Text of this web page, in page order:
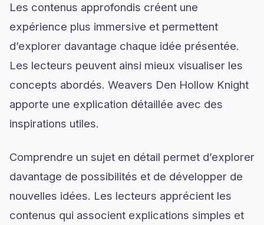
Les contenus approfondis créent une
expérience plus immersive et permettent
d’explorer davantage chaque idée présentée.
Les lecteurs peuvent ainsi mieux visualiser les
concepts abordés. Weavers Den Hollow Knight
apporte une explication détaillée avec des
inspirations utiles.
Comprendre un sujet en détail permet d’explorer
davantage de possibilités et de développer de
nouvelles idées. Les lecteurs apprécient les
contenus qui associent explications simples et